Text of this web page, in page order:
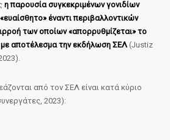
η παρουσία συγκεκριμένων γονιδίων
έναντι περιβαλλοντικών
των οποίων «απορρυθμίζεται» το
αποτέλεσμα την εκδήλωση ΣΕΛ(Justiz
από τον ΣΕΛ είναι κατά κύριο
2023):